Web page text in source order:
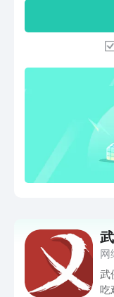
更
网
武
吃